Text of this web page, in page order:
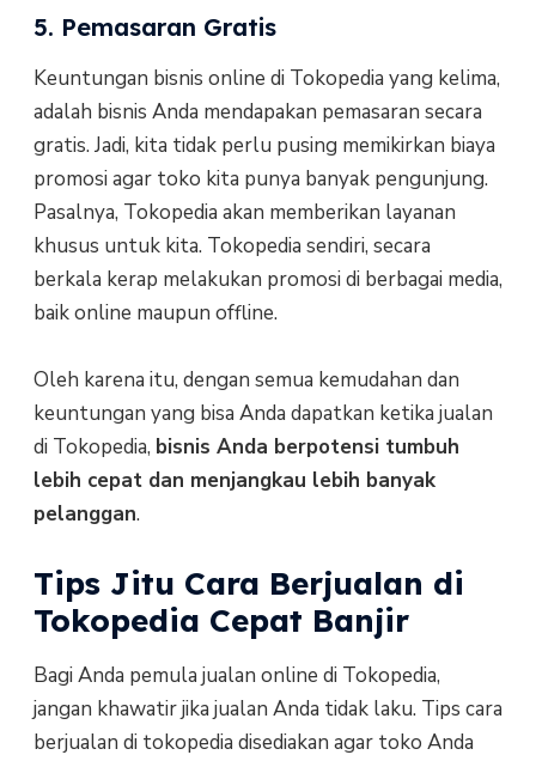
5. Pemasaran Gratis
Keuntungan bisnis online di Tokopedia yang kelima,
adalah bisnis Anda mendapakan pemasaran secara
gratis. Jadi, kita tidak perlu pusing memikirkan biaya
promosi agar toko kita punya banyak pengunjung.
Pasalnya, Tokopedia akan memberikan layanan
khusus untuk kita. Tokopedia sendiri, secara
berkala kerap melakukan promosi di berbagai media,
baik online maupun offline.
Oleh karena itu, dengan semua kemudahan dan
keuntungan yang bisa Anda dapatkan ketika jualan
di Tokopedia, bisnis Anda berpotensi tumbuh
lebih cepat dan menjangkau lebih banyak
pelanggan.
Tips Jitu Cara Berjualan di
Tokopedia Cepat Banjir
Bagi Anda pemula jualan online di Tokopedia,
jangan khawatir jika jualan Anda tidak laku. Tips cara
berjualan di tokopedia disediakan agar toko Anda